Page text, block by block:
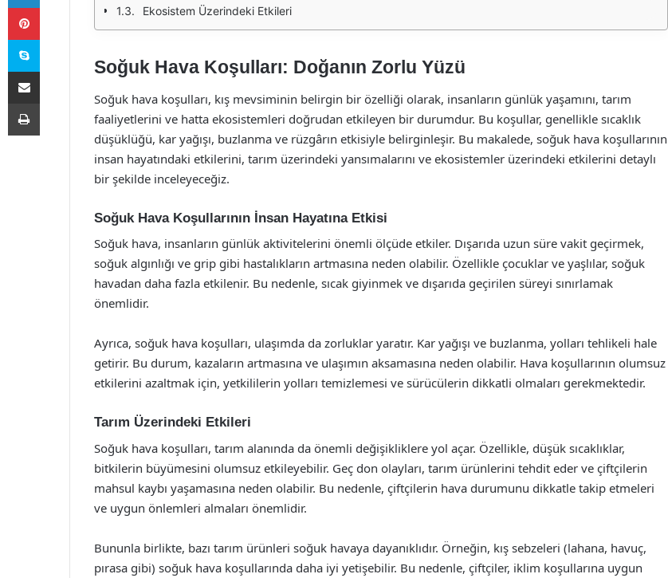
Ekosistem Üzerindeki Etkileri
Soğuk Hava Koşulları: Doğanın Zorlu Yüzü
Soğuk hava koşulları, kış mevsiminin belirgin bir özelliği olarak, insanların günlük yaşamını, tarım
faaliyetlerini ve hatta ekosistemleri doğrudan etkileyen bir durumdur. Bu koşullar, genellikle sıcaklık
düşüklüğü, kar yağışı, buzlanma ve rüzgârın etkisiyle belirginleşir. Bu makalede, soğuk hava koşullarının
insan hayatındaki etkilerini, tarım üzerindeki yansımalarını ve ekosistemler üzerindeki etkilerini detaylı
bir şekilde inceleyeceğiz.
Soğuk Hava Koşullarının İnsan Hayatına Etkisi
Soğuk hava, insanların günlük aktivitelerini önemli ölçüde etkiler. Dışarıda uzun süre vakit geçirmek,
soğuk algınlığı ve grip gibi hastalıkların artmasına neden olabilir. Özellikle çocuklar ve yaşlılar, soğuk
havadan daha fazla etkilenir. Bu nedenle, sıcak giyinmek ve dışarıda geçirilen süreyi sınırlamak
önemlidir.
Ayrıca, soğuk hava koşulları, ulaşımda da zorluklar yaratır. Kar yağışı ve buzlanma, yolları tehlikeli hale
getirir. Bu durum, kazaların artmasına ve ulaşımın aksamasına neden olabilir. Hava koşullarının olumsuz
etkilerini azaltmak için, yetkililerin yolları temizlemesi ve sürücülerin dikkatli olmaları gerekmektedir.
Tarım Üzerindeki Etkileri
Soğuk hava koşulları, tarım alanında da önemli değişikliklere yol açar. Özellikle, düşük sıcaklıklar,
bitkilerin büyümesini olumsuz etkileyebilir. Geç don olayları, tarım ürünlerini tehdit eder ve çiftçilerin
mahsul kaybı yaşamasına neden olabilir. Bu nedenle, çiftçilerin hava durumunu dikkatle takip etmeleri
ve uygun önlemleri almaları önemlidir.
Bununla birlikte, bazı tarım ürünleri soğuk havaya dayanıklıdır. Örneğin, kış sebzeleri (lahana, havuç,
pırasa gibi) soğuk hava koşullarında daha iyi yetişebilir. Bu nedenle, çiftçiler, iklim koşullarına uygun
Pinterest
Skype
E-Posta ile paylaş